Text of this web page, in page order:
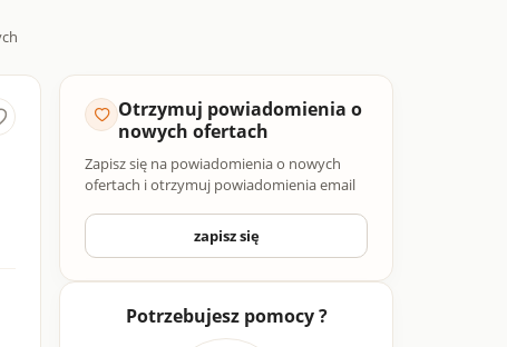
Otrzymuj powiadomienia o
nowych ofertach
Zapisz się na powiadomienia o nowych
ofertach i otrzymuj powiadomienia email
zapisz się
Potrzebujesz pomocy ?